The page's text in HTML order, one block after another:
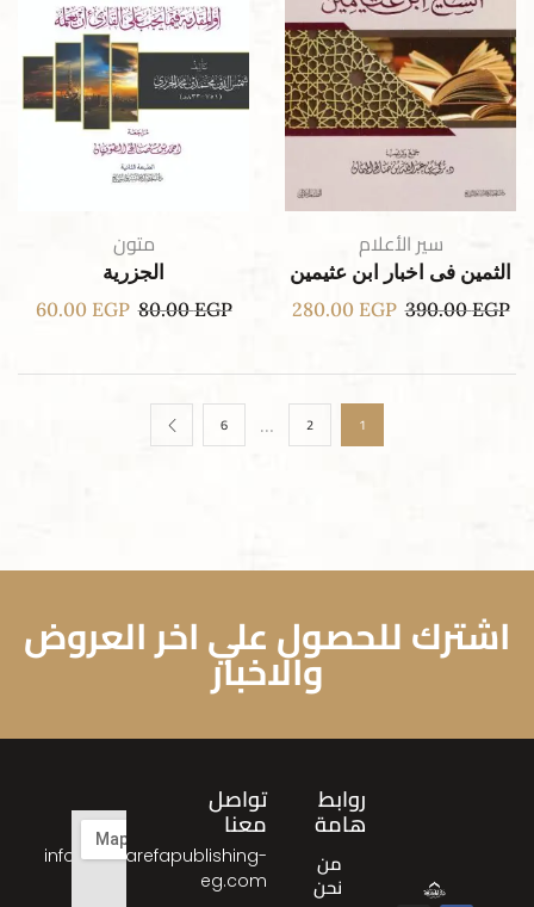
سير الأعلام
الثمين فى اخبار ابن عثيمين
390.00EGP
280.00 EGP
متون
الجزرية
80.00EGP
60.00 EGP
1
2
…
6
اشترك للحصول علي اخر العروض
والاخبار
روابط
هامة
من
نحن
تواصل
معنا
info@almarefapublishing-
eg.com